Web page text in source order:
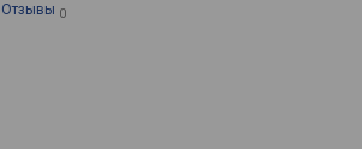
Отзывы 0